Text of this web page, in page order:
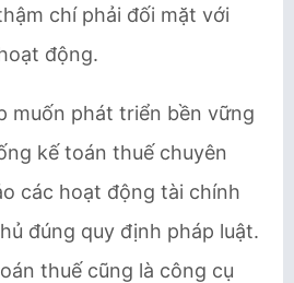
chí phải đối mặt với
động.
muốn phát triển bền vững
kế toán thuế chuyên
các hoạt động tài chính
đúng quy định pháp luật.
thuế cũng là công cụ